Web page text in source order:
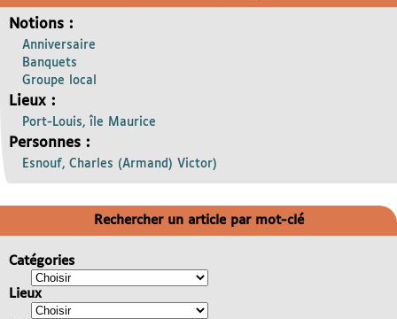
Notions :
Anniversaire
Banquets
Groupe local
Lieux :
Port-Louis, île Maurice
Personnes :
Esnouf, Charles (Armand) Victor)
Rechercher un article par mot-clé
Catégories
Lieux